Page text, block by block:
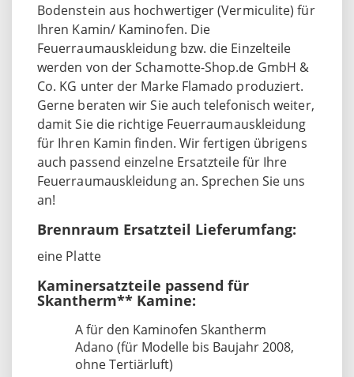
Bodenstein aus hochwertiger (Vermiculite) für
Ihren Kamin/ Kaminofen. Die
Feuerraumauskleidung bzw. die Einzelteile
werden von der Schamotte-Shop.de GmbH &
Co. KG unter der Marke Flamado produziert.
Gerne beraten wir Sie auch telefonisch weiter,
damit Sie die richtige Feuerraumauskleidung
für Ihren Kamin finden. Wir fertigen übrigens
auch passend einzelne Ersatzteile für Ihre
Feuerraumauskleidung an. Sprechen Sie uns
an!
Brennraum Ersatzteil Lieferumfang:
eine Platte
Kaminersatzteile passend für
Skantherm** Kamine:
A für den Kaminofen Skantherm
Adano (für Modelle bis Baujahr 2008,
ohne Tertiärluft)